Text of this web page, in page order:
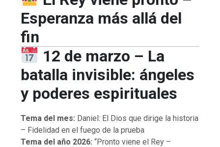
Esperanza más allá del
fin
12 de marzo – La
batalla invisible: ángeles
y poderes espirituales
Tema del mes: Daniel: El Dios que dirige la historia
– Fidelidad en el fuego de la prueba
Tema del año 2026: “Pronto viene el Rey –